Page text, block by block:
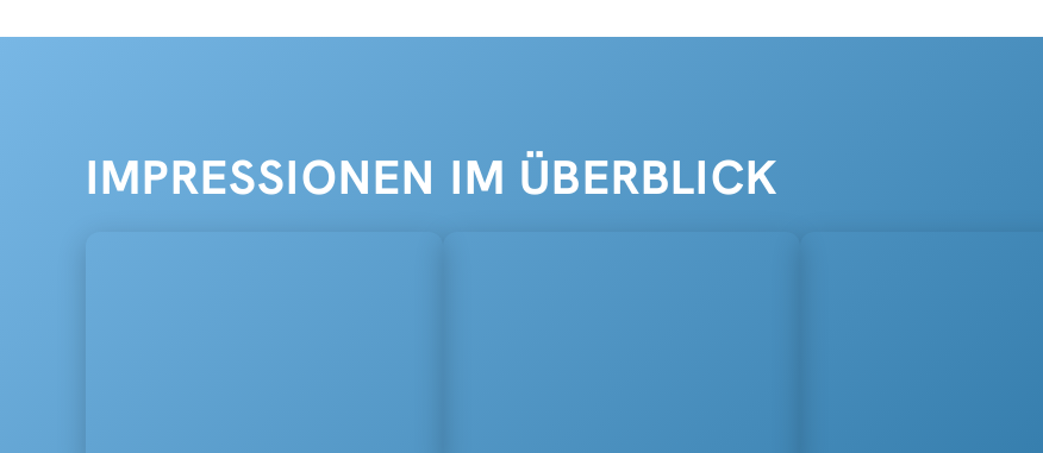
IMPRESSIONEN IM ÜBERBLICK